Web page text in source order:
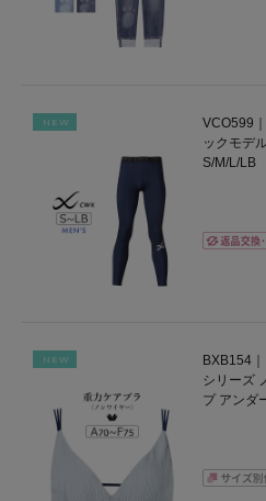
NEW
VCO599
ックモデ
S/M/L/LB
NEW
BXB154
シリーズ
プ アン